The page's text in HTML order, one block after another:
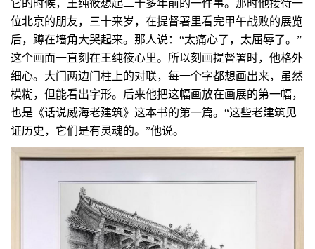
它的时候，王纯筱想起二十多年前的一件事。那时他接待一
位北京的朋友，三十来岁，在提督署里看完甲午战败的展览
后，蹲在墙角大哭起来。那人说：“太痛心了，太屈辱了。”
这个画面一直刻在王纯筱心里。所以刻画提督署时，他格外
细心。大门两边门柱上的对联，每一个字都想画出来，虽然
模糊，但能看出字形。后来他把这幅画放在画展的第一幅，
也是《话说威海老建筑》这本书的第一篇。“这些老建筑见
证历史，它们是有灵魂的。”他说。